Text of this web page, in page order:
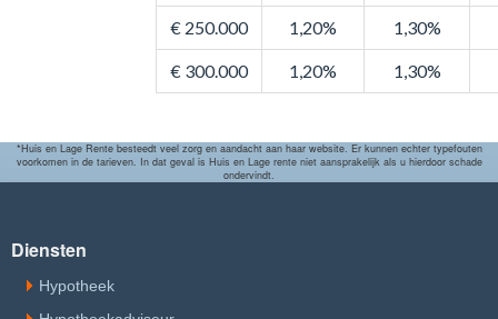
€ 250.000 1,20% 1,30%
€ 300.000 1,20% 1,30%
*Huis en Lage Rente besteedt veel zorg en aandacht aan haar website. Er kunnen echter typefouten
voorkomen in de tarieven. In dat geval is Huis en Lage rente niet aansprakelijk als u hierdoor schade
ondervindt.
Diensten
Hypotheek